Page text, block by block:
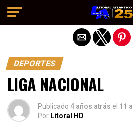
DEPORTES
LIGA NACIONAL
Publicado 4 años atrás el 11
Por Litoral HD
Salir de la